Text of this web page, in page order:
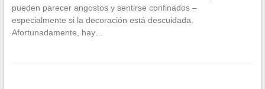
pueden parecer angostos y sentirse confinados –
especialmente si la decoración está descuidada.
Afortunadamente, hay…